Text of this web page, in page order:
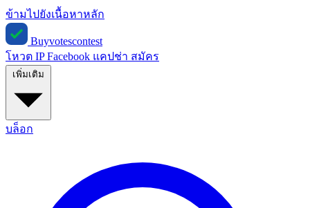
ข้ามไปยังเนื้อหาหลัก
Buyvotescontest
โหวต IPFacebook แคปช่า สมัคร
บล็อก